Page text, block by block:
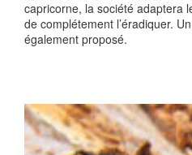
capricorne, la société adaptera
de complétement l’éradiquer.
également proposé.